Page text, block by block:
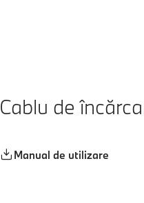
Cablu de
Manual de utilizare